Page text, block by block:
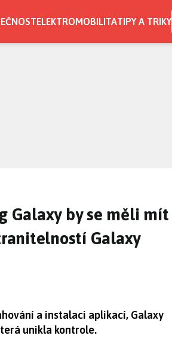
ELEKTROMOBILITATIPY A TRIKY
Galaxy by se měli mít
Galaxy
a instalaci aplikací, Galaxy
unikla kontrole.